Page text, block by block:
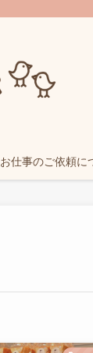
お仕事のご依頼に